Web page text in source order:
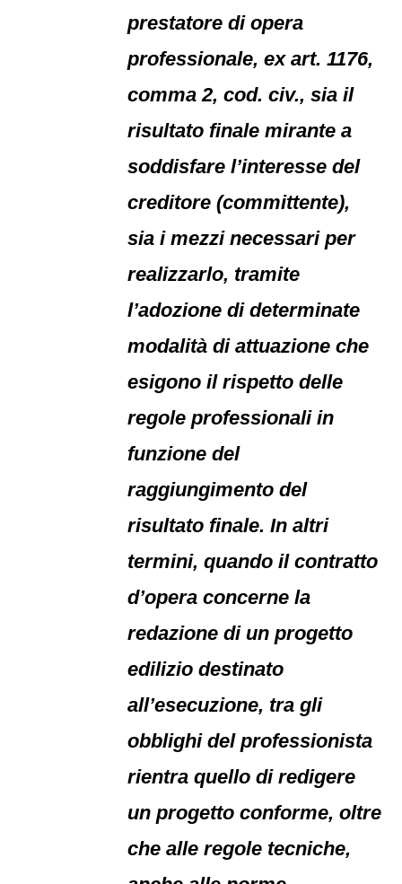
prestatore di opera
professionale, ex art. 1176,
comma 2, cod. civ., sia il
risultato finale mirante a
soddisfare l’interesse del
creditore (committente),
sia i mezzi necessari per
realizzarlo, tramite
l’adozione di determinate
modalità di attuazione che
esigono il rispetto delle
regole professionali in
funzione del
raggiungimento del
risultato finale. In altri
termini, quando il contratto
d’opera concerne la
redazione di un progetto
edilizio destinato
all’esecuzione, tra gli
obblighi del professionista
rientra quello di redigere
un progetto conforme, oltre
che alle regole tecniche,